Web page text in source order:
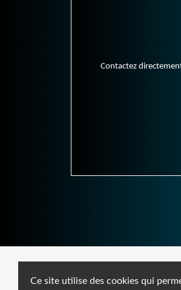
Ce site utilise des cookies qui
Contactez